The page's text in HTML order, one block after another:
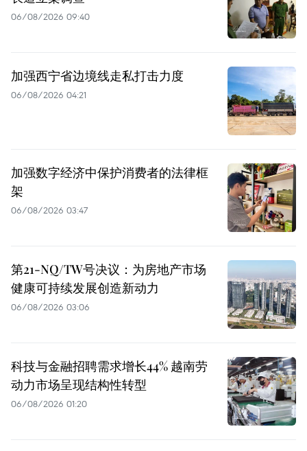
06/08/2026 09:40
加强西宁省边境线走私打击力度
06/08/2026 04:21
加强数字经济中保护消费者的法律框
架
06/08/2026 03:47
第21-NQ/TW号决议：为房地产市场
健康可持续发展创造新动力
06/08/2026 03:06
科技与金融招聘需求增长44% 越南劳
动力市场呈现结构性转型
06/08/2026 01:20